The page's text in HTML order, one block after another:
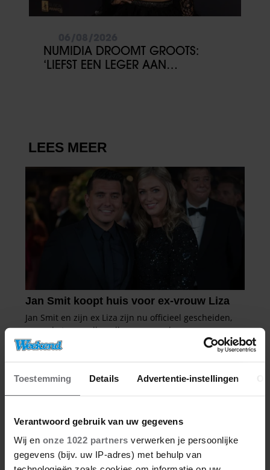
Toestemming Details Advertentie-instellingen
Verantwoord gebruik van uw gegevens
Wij en onze 1022 partners verwerken je persoonlijke
gegevens (bijv. uw IP-adres) met behulp van
NUMIDIA DROOMT GROOTS:
‘LIEFST EEN LEGER AAN